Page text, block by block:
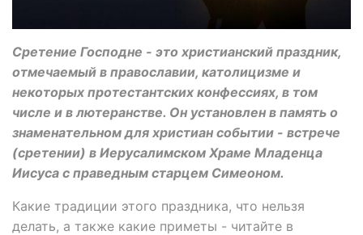
Сретение Господне - это христианский праздник,
отмечаемый в православии, католицизме и
некоторых протестантских конфессиях, в том
числе и в лютеранстве. Он установлен в память о
знаменательном для христиан событии - встрече
(сретении) в Иерусалимском Храме Младенца
Иисуса с праведным старцем Симеоном.
Какие традиции этого праздника, что нельзя
делать, а также какие приметы - читайте в